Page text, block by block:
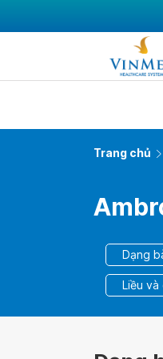
Trang chủ
Dạng
Liều và